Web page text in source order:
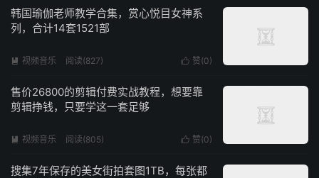
韩国瑜伽老师教学合集，赏心悦目女神系
列，合计14套1521部
 赞(0)
 视频音乐 阅读(827)
售价26800的剪辑付费实战教程，想要靠
剪辑挣钱，只要学这一套足够
 赞(0)
 视频音乐 阅读(805)
搜集7年保存的美女街拍套图1TB，每张都